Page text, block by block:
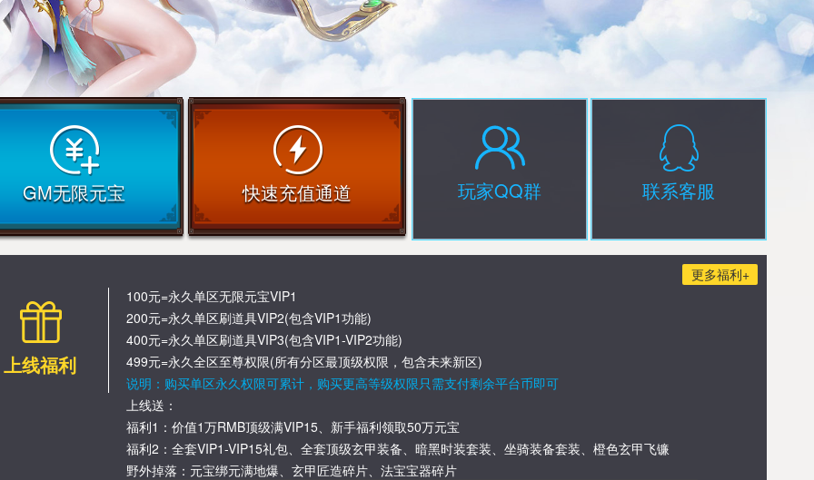
GM无限元宝 快速充值通道 玩家QQ群 联系客服
更多福利+
上线福利
100元=永久单区无限元宝VIP1
200元=永久单区刷道具VIP2(包含VIP1功能)
400元=永久单区刷道具VIP3(包含VIP1-VIP2功能)
499元=永久全区至尊权限(所有分区最顶级权限，包含未来新区)
说明：购买单区永久权限可累计，购买更高等级权限只需支付剩余平台币即可
上线送：
福利1：价值1万RMB顶级满VIP15、新手福利领取50万元宝
福利2：全套VIP1-VIP15礼包、全套顶级玄甲装备、暗黑时装套装、坐骑装备套装、橙色玄甲飞镰
野外掉落：元宝绑元满地爆、玄甲匠造碎片、法宝宝器碎片